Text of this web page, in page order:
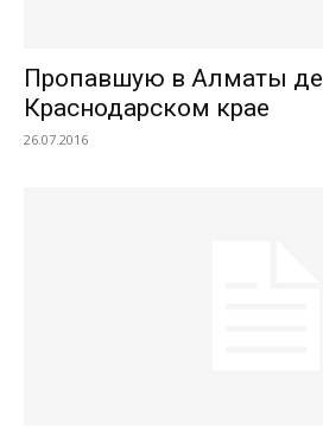
Пропавшую в Алматы
Краснодарском крае
26.07.2016